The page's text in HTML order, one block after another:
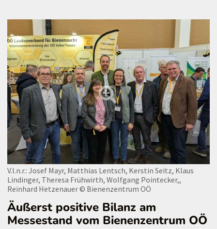
V.l.n.r.: Josef Mayr, Matthias Lentsch, Kerstin Seitz, Klaus
Lindinger, Theresa Frühwirth, Wolfgang Pointecker,,
Reinhard Hetzenauer© Bienenzentrum OÖ
Äußerst positive Bilanz am
Messestand vom Bienenzentrum OÖ